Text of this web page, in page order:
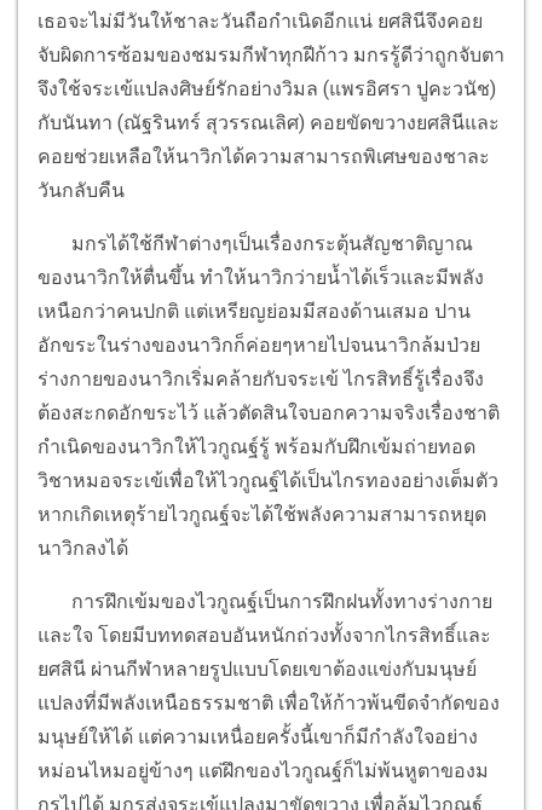
เธอจะไม่มีวันให้ชาละวันถือกำเนิดอีกแน่ ยศสินีจึงคอย
จับผิดการซ้อมของชมรมกีฬาทุกฝีก้าว มกรรู้ดีว่าถูกจับตา
จึงใช้จระเข้แปลงศิษย์รักอย่างวิมล (แพรอิศรา ปูคะวนัช)
กับนันทา (ณัฐรินทร์ สุวรรณเลิศ) คอยขัดขวางยศสินีและ
คอยช่วยเหลือให้นาวิกได้ความสามารถพิเศษของชาละ
วันกลับคืน
มกรได้ใช้กีฬาต่างๆเป็นเรื่องกระตุ้นสัญชาติญาณ
ของนาวิกให้ตื่นขึ้น ทำให้นาวิกว่ายน้ำได้เร็วและมีพลัง
เหนือกว่าคนปกติ แต่เหรียญย่อมมีสองด้านเสมอ ปาน
อักขระในร่างของนาวิกก็ค่อยๆหายไปจนนาวิกล้มป่วย
ร่างกายของนาวิกเริ่มคล้ายกับจระเข้ ไกรสิทธิ์รู้เรื่องจึง
ต้องสะกดอักขระไว้ แล้วตัดสินใจบอกความจริงเรื่องชาติ
กำเนิดของนาวิกให้ไวกูณฐ์รู้ พร้อมกับฝึกเข้มถ่ายทอด
วิชาหมอจระเข้เพื่อให้ไวกูณฐ์ได้เป็นไกรทองอย่างเต็มตัว
หากเกิดเหตุร้ายไวกูณฐ์จะได้ใช้พลังความสามารถหยุด
นาวิกลงได้
การฝึกเข้มของไวกูณฐ์เป็นการฝึกฝนทั้งทางร่างกาย
และใจ โดยมีบททดสอบอันหนักถ่วงทั้งจากไกรสิทธิ์และ
ยศสินี ผ่านกีฬาหลายรูปแบบโดยเขาต้องแข่งกับมนุษย์
แปลงที่มีพลังเหนือธรรมชาติ เพื่อให้ก้าวพ้นขีดจำกัดของ
มนุษย์ให้ได้ แต่ความเหนื่อยครั้งนี้เขาก็มีกำลังใจอย่าง
หม่อนไหมอยู่ข้างๆ แต่ฝึกของไวกูณฐ์ก็ไม่พ้นหูตาของม
กรไปได้ มกรส่งจระเข้แปลงมาขัดขวาง เพื่อล้มไวกูณฐ์